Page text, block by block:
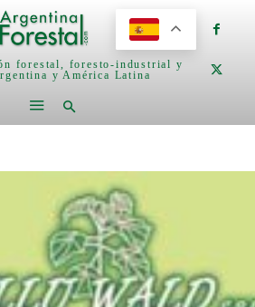
forestal, foresto-industrial y
y América Latina